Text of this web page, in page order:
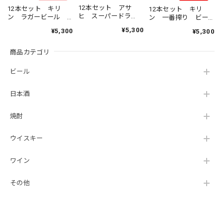
商品カテゴリ
ビール
日本酒
焼酎
ウイスキー
ワイン
その他
12本セット キリ
ン ラガービール
KIRIN 国産 瓶ビー
ビール好き 瓶ビー
¥5,300
12本セット アサ
ヒ スーパードラ
国産 瓶ビール 家飲
¥5,300
12本セット キリ
ン 一番搾り ビー
KIRIN 国産 瓶ビー
ビール好き 瓶ビー
¥5,300